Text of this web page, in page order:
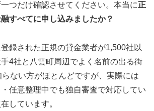
つだけ確認させてください。本当に正
すべてに申し込みましたか？
録された正規の貸金業者が1,500社以
手4社と八雲町周辺でよく名前の出る街
ない方がほとんどですが、実際には
任意整理中でも独自審査で対応してい
しています。